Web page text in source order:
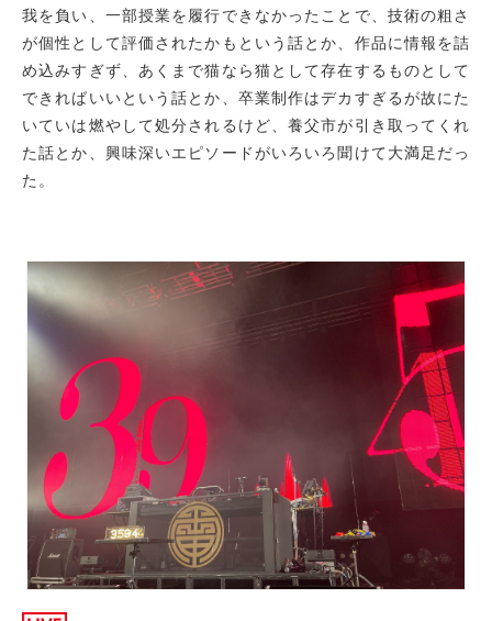
我を負い、一部授業を履行できなかったことで、技術の粗さ
が個性として評価されたかもという話とか、作品に情報を詰
め込みすぎず、あくまで猫なら猫として存在するものとして
できればいいという話とか、卒業制作はデカすぎるが故にた
いていは燃やして処分されるけど、養父市が引き取ってくれ
た話とか、興味深いエピソードがいろいろ聞けて大満足だっ
た。